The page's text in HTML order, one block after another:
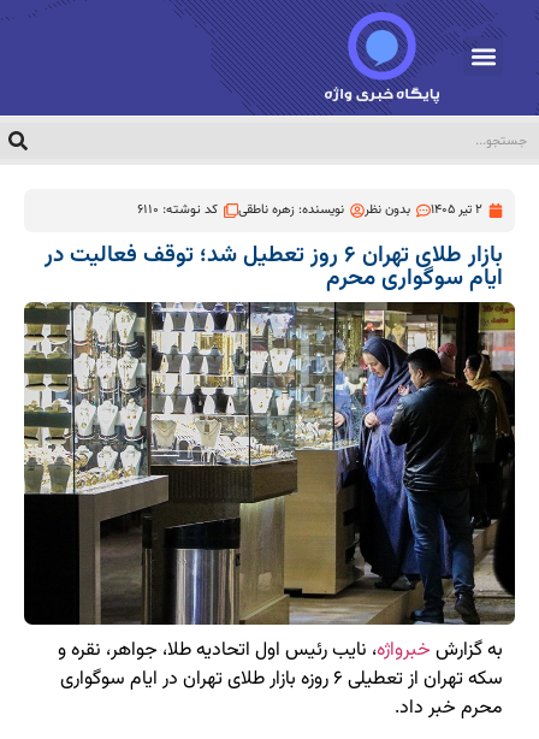
2 تیر 1405 بدون نظر نویسنده:زهره ناطقی کد نوشته: 6110
بازار طلای تهران ۶ روز تعطیل شد؛ توقف فعالیت در
ایام سوگواری محرم
به گزارش خبرواژه، نایب رئیس اول اتحادیه طلا، جواهر، نقره و
سکه تهران از تعطیلی ۶ روزه بازار طلای تهران در ایام سوگواری
محرم خبر داد.